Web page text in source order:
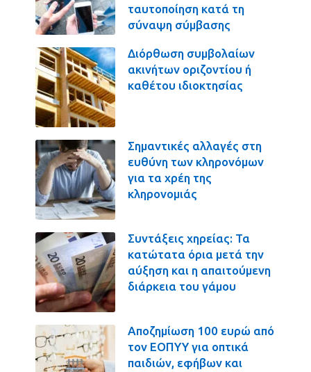
ταυτοποίηση κατά τη
σύναψη σύμβασης
Διόρθωση συμβολαίων
ακινήτων οριζοντίου ή
καθέτου ιδιοκτησίας
Σημαντικές αλλαγές στη
ευθύνη των κληρονόμων
για τα χρέη της
κληρονομιάς
Συντάξεις χηρείας: Τα
κατώτατα όρια μετά την
αύξηση και η απαιτούμενη
διάρκεια του γάμου
Αποζημίωση 100 ευρώ από
τον ΕΟΠΥΥ για οπτικά
παιδιών, εφήβων και